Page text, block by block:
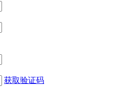
获取验证码